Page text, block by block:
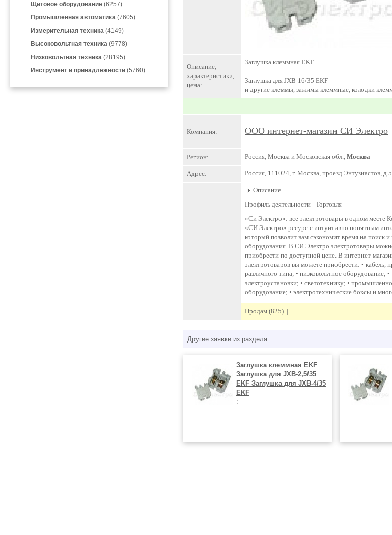
Щитовое оборудование (6257)
Промышленная автоматика (7605)
Измерительная техника (4149)
Высоковольтная техника (9778)
Низковольтная техника (28195)
Инструмент и принадлежности (5760)
Описание,
характеристики,
цена:
Заглушка клеммная EKF
Заглушка для JXB-16/35 EKF
и другие клеммы, зажимы клеммные, колодки
Компания: ООО интернет-магазин СИ Электро
Регион: Россия, Москва и Московская обл., Москва
Адрес: Россия, 111024, г. Москва, проезд Энтузиастов,
Описание
Профиль деятельности - Торговля
«Си Электро»: все электротовары в одном месте
«СИ Электро» ресурс с интуитивно понятным
который позволит вам сэкономит время на поиск и
оборудования. В СИ Электро электротовары
приобрести по доступной цене. В интернет-
электротоваров вы можете приобрести: • кабель,
различного типа; • низковольтное оборудование; •
электроустановки; • светотехнику; •
оборудование; • электротехнические боксы и
Продам (825) |
Другие заявки из раздела:
Заглушка клеммная EKF
Заглушка для JXB-2,5/35
EKF Заглушка для JXB-4/35
EKF
: